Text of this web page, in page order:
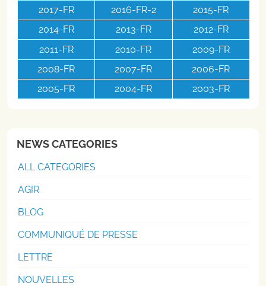
2017-FR
2016-FR-2
2015-FR
2014-FR
2013-FR
2012-FR
2011-FR
2010-FR
2009-FR
2008-FR
2007-FR
2006-FR
2005-FR
2004-FR 2003-FR
NEWS CATEGORIES
ALL CATEGORIES
AGIR
BLOG
COMMUNIQUÉ DE PRESSE
LETTRE
NOUVELLES